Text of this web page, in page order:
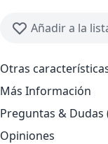
Añadir a la
Otras
Más Información
Preguntas & Dudas
Opiniones